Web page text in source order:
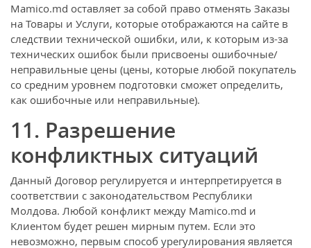
Mamico.md оставляет за собой право отменять Заказы
на Товары и Услуги, которые отображаются на сайте в
следствии технической ошибки, или, к которым из-за
технических ошибок были присвоены ошибочные/
неправильные цены (цены, которые любой покупатель
со средним уровнем подготовки сможет определить,
как ошибочные или неправильные).
11. Разрешение
конфликтных ситуаций
Данный Договор регулируется и интерпретируется в
соответствии с законодательством Республики
Молдова. Любой конфликт между Mamico.md и
Клиентом будет решен мирным путем. Если это
невозможно, первым способ урегулирования является